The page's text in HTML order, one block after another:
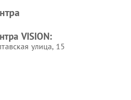
VISION:
улица, 15